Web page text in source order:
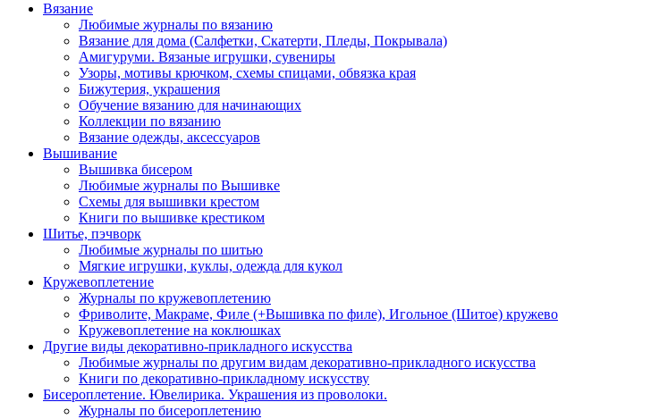
Вязание
Любимые журналы по вязанию
Вязание для дома (Салфетки, Скатерти, Пледы, Покрывала)
Амигуруми. Вязаные игрушки, сувениры
Узоры, мотивы крючком, схемы спицами, обвязка края
Бижутерия, украшения
Обучение вязанию для начинающих
Коллекции по вязанию
Вязание одежды, аксессуаров
Вышивание
Вышивка бисером
Любимые журналы по Вышивке
Схемы для вышивки крестом
Книги по вышивке крестиком
Шитье, пэчворк
Любимые журналы по шитью
Мягкие игрушки, куклы, одежда для кукол
Кружевоплетение
Журналы по кружевоплетению
Фриволите, Макраме, Филе (+Вышивка по филе), Игольное (Шитое) кружево
Кружевоплетение на коклюшках
Другие виды декоративно-прикладного искусства
Любимые журналы по другим видам декоративно-прикладного искусства
Книги по декоративно-прикладному искусству
Бисероплетение. Ювелирика. Украшения из проволоки.
Журналы по бисероплетению